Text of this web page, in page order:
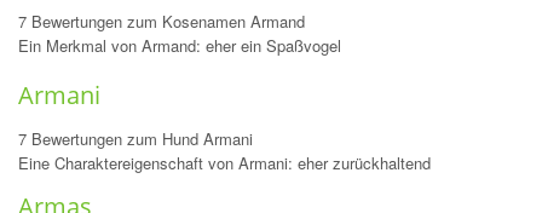
7 Bewertungen zum Kosenamen Armand
Ein Merkmal von Armand: eher ein Spaßvogel
Armani
7 Bewertungen zum Hund Armani
Eine Charaktereigenschaft von Armani: eher zurückhaltend
Armas